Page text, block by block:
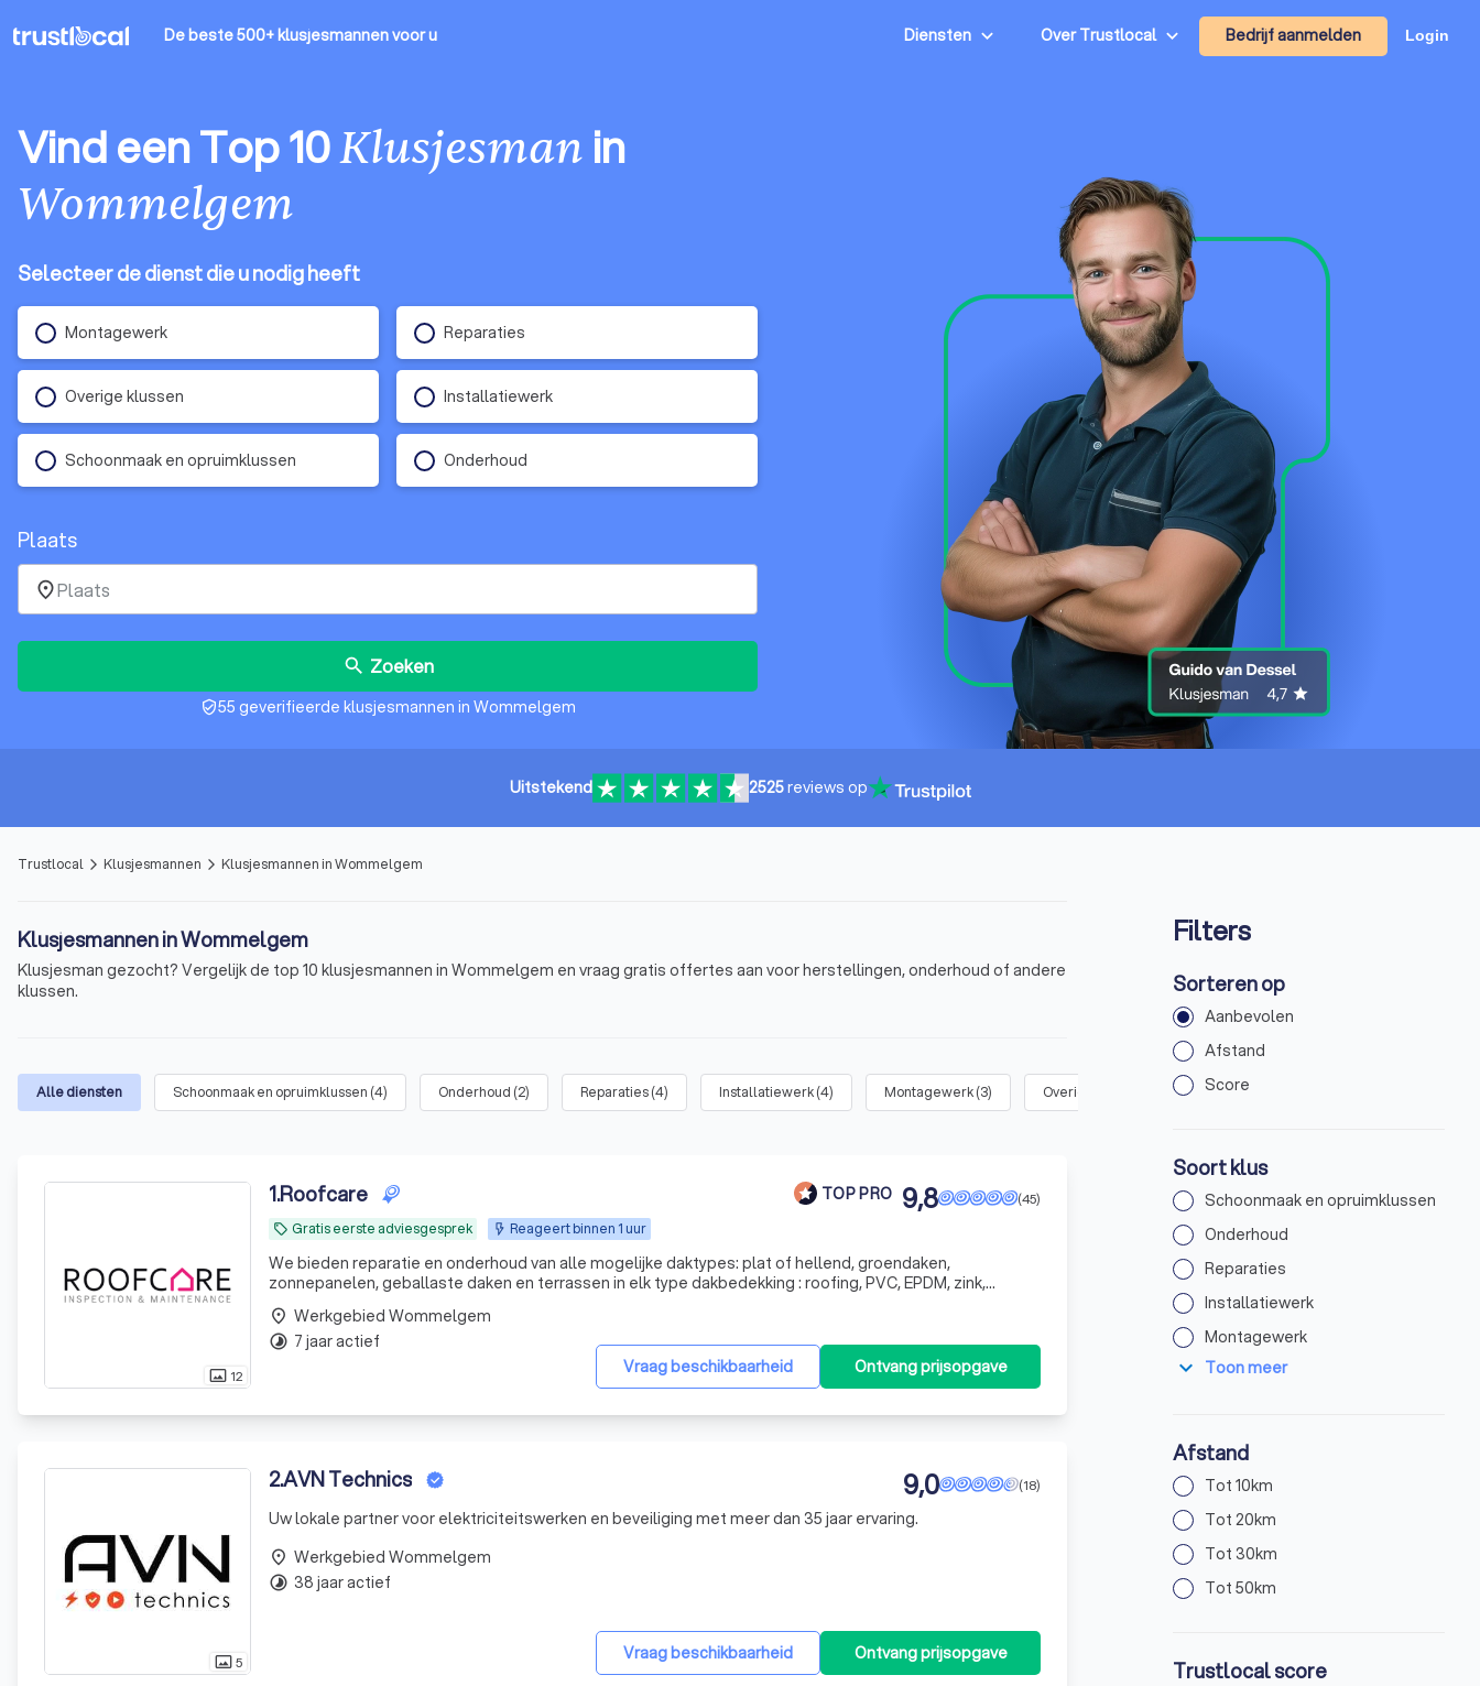
De beste 500+ klusjesmannenvoor u Diensten Over Trustlocal Bedrijf aanmelden Login
Vind een Top 10Klusjesman in
Wommelgem
Selecteer de dienst die u nodig heeft
Montagewerk Reparaties
Overige klussen Installatiewerk
Schoonmaak en opruimklussen Onderhoud
Plaats
place
search Zoeken
verified_user55 geverifieerde klusjesmannen in Wommelgem
Uitstekend 2525reviews op
Trustlocal arrow_forward_ios Klusjesmannen arrow_forward_ios Klusjesmannen in Wommelgem
Klusjesmannen in Wommelgem
Klusjesman gezocht? Vergelijk de top 10 klusjesmannen in Wommelgem en vraag gratis offertes aan voor herstellingen, onderhoud of andere
klussen.
Alle diensten Schoonmaak en opruimklussen (4) Onderhoud (2) Reparaties(4) Installatiewerk(4) Montagewerk(3) Overige klussen
photo_size_select_actual 12
1.Roofcare TOP PRO
local_offer Gratis eerste adviesgesprek Reageert binnen 1 uur
(45)
9,8
We bieden reparatie en onderhoud van alle mogelijke daktypes: plat of hellend, groendaken,
zonnepanelen, geballaste daken en terrassen in elk type dakbedekking : roofing, PVC, EPDM, zink,
asbest leien, dakpannen, sandwich panelen! RoofCare biedt u een periodieke onderhoud van alle
mogelijke daktype
Vraag beschikbaarheid
Ontvang prijsopgave
place Werkgebied Wommelgem
timelapse 7 jaar actief
photo_size_select_actual5
2.AVN Technics (18)
9,0
Uw lokale partner voor elektriciteitswerken en beveiliging met meer dan 35 jaar ervaring.
Vraag beschikbaarheid Ontvang prijsopgave
place Werkgebied Wommelgem
timelapse 38 jaar actief
Filters
Sorteren op
Aanbevolen
Afstand
Score
Soort klus
Schoonmaak en opruimklussen
Onderhoud
Reparaties
Installatiewerk
Montagewerk
expand_more Toon meer
Afstand
Tot 10km
Tot 20km
Tot 30km
Tot 50km
Trustlocal score